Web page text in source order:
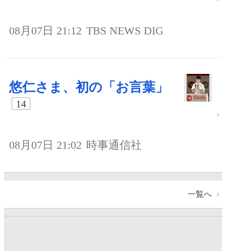
08月07日 21:12 TBS NEWS DIG
悠仁さま、初の「お言葉」
14
08月07日 21:02 時事通信社
一覧へ